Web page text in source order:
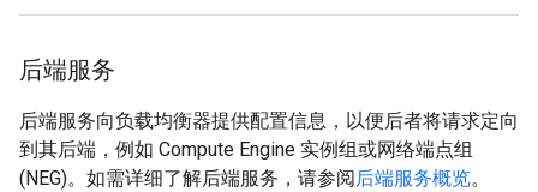
后端服务
后端服务向负载均衡器提供配置信息，以便后者将请求定向
到其后端，例如 Compute Engine 实例组或网络端点组
(NEG)。如需详细了解后端服务，请参阅 后端服务概览。